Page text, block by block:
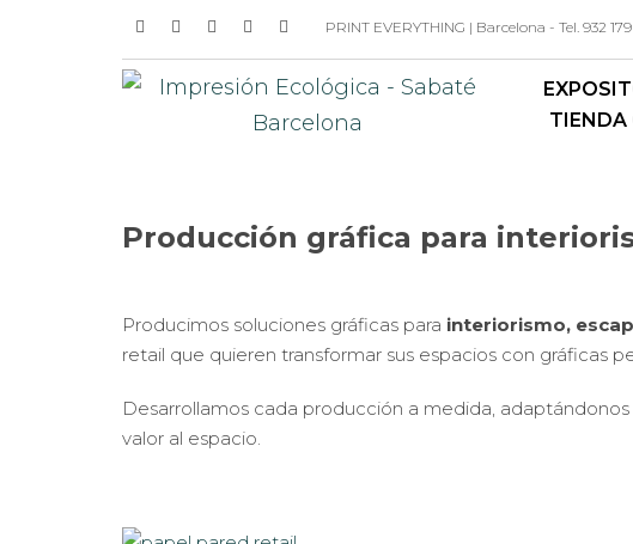
PRINT EVERYTHING | Barcelona - Tel. 932
TIENDA
Producción gráfica para
Producimos soluciones gráficas para interiorismo,
retail que quieren transformar sus espacios con gráficas
Desarrollamos cada producción a medida,
valor al espacio.